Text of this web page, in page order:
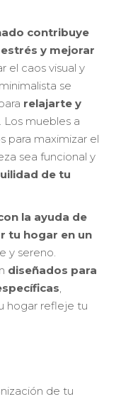
contribuye
y mejorar
el caos visual y
se
relajarte y
. Los muebles a
para maximizar el
sea funcional y
de tu
la ayuda de
tu hogar en un
y sereno.
diseñados para
,
hogar refleje tu
de tu